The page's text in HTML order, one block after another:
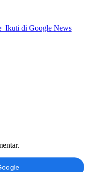
Ikuti di Google News